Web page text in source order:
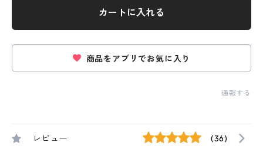
カートに入れる
商品をアプリでお気に入り
通報する
レビュー (36)